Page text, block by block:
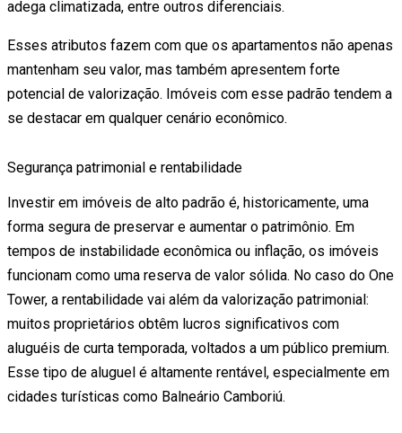
adega climatizada, entre outros diferenciais.
Esses atributos fazem com que os apartamentos não apenas
mantenham seu valor, mas também apresentem forte
potencial de valorização. Imóveis com esse padrão tendem a
se destacar em qualquer cenário econômico.
Segurança patrimonial e rentabilidade
Investir em imóveis de alto padrão é, historicamente, uma
forma segura de preservar e aumentar o patrimônio. Em
tempos de instabilidade econômica ou inflação, os imóveis
funcionam como uma reserva de valor sólida. No caso do One
Tower, a rentabilidade vai além da valorização patrimonial:
muitos proprietários obtêm lucros significativos com
aluguéis de curta temporada, voltados a um público premium.
Esse tipo de aluguel é altamente rentável, especialmente em
cidades turísticas como Balneário Camboriú.